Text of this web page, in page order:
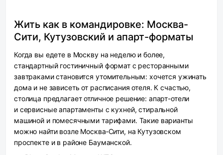
Жить как в командировке: Москва-
Сити, Кутузовский и апарт-форматы
Когда вы едете в Москву на неделю и более,
стандартный гостиничный формат с ресторанными
завтраками становится утомительным: хочется ужинать
дома и не зависеть от расписания отеля. К счастью,
столица предлагает отличное решение: апарт-отели
и сервисные апартаменты с кухней, стиральной
машиной и помесячными тарифами. Такие варианты
можно найти возле Москва‑Сити, на Кутузовском
проспекте и в районе Бауманской.